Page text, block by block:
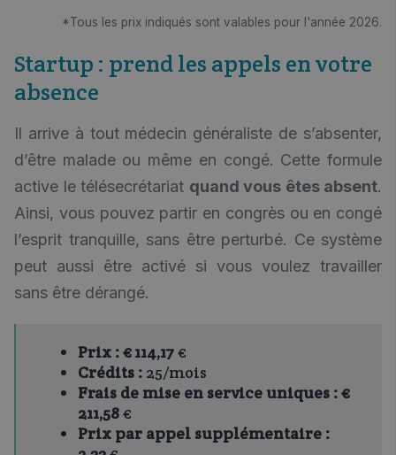
*Tous les prix indiqués sont valables pour l'année 2026.
Startup : prend les appels en votre
absence
Il arrive à tout médecin généraliste de s’absenter,
d’être malade ou même en congé. Cette formule
active le télésecrétariat quand vous êtes absent.
Ainsi, vous pouvez partir en congrès ou en congé
l’esprit tranquille, sans être perturbé. Ce système
peut aussi être activé si vous voulez travailler
sans être dérangé.
Prix :€ 114,17€
Crédits : 25/mois
Frais de mise en service uniques :€
211,58€
Prix par appel supplémentaire :